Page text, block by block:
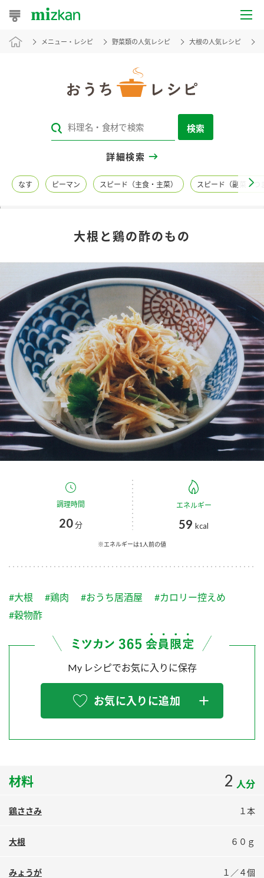
おうちレシピ
レシピカテゴリ一覧
レシピ名特集
商品カテゴリ
酢 調味酢
お酢ドリンク ぽん酢
みりん風・料理酒 鍋用調味料
スープ 中華
ふりかけ おすしの素
炊き込みご飯の素 米飯用調味液
Fibee
新商品一覧
キャンペーン情報
ブランド・スペシャルサイト
ブランド・スペシャルサイト トップ
商品ブランドサイト
Fibee（ファイビー）
くらしプラ酢
お酢ドリンク
つゆ
納豆のサイト
三ツ判山吹
スペシャルサイト
お酢を知ろう！
すしラボ
納豆の豆知識
企業情報
国内事業概要
企業理念
ミツカンの歴史
ミツカンを知る
環境への取り組み
MIM（ミツカンミュージアム）
お客様相談センター
お客様の声をいかしました
販売終了製品のご案内
よくあるご質問
ミツカン公式通販
メニュー・レシピ 野菜類の人気レシピ 大根の人気レシピ
検索
詳細検索
なす ピーマン スピード（主食・主菜） スピード（副菜・つ
大根と鶏の酢のもの
調理時間
20分
エネルギー
59 kcal
※エネルギーは1人前の値
#大根 #鶏肉 #おうち居酒屋
#カロリー控えめ
#穀物酢
My レシピでお気に入りに保存
お気に入りに追加
材料 2 人分
鶏ささみ １本
大根 ６０ｇ
みょうが １／４個